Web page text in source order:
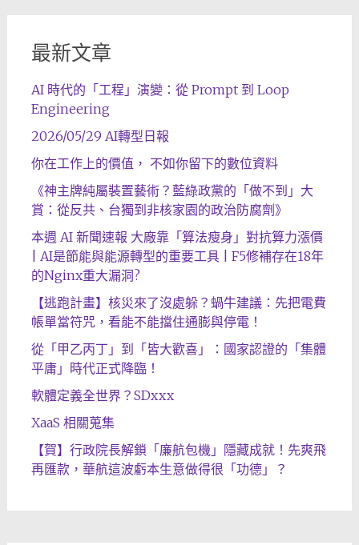
最新文章
AI 時代的「工程」演變：從 Prompt 到 Loop
Engineering
2026/05/29 AI轉型日報
你在工作上的價值， 不如你留下的數位資料
《神主牌純屬裝置藝術？藍綠政黨的「做不到」大
賞：從反共、台獨到非核家園的政治防腐劑》
本週 AI 新聞速報 大廠靠「算法瘦身」對抗算力漲價
| AI是節能與能源轉型的重要工具 | F5修補存在18年
的Nginx重大漏洞?
【逃跑計畫】核災來了沒處躲？蝸牛建議：先把電費
帳單當符咒，看能不能擋住通膨與停電！
從「甲乙丙丁」到「皆大歡喜」：國家認證的「集體
平庸」時代正式降臨！
軟體定義全世界？SDxxx
XaaS 相關蒐集
【賀】行政院長解鎖「廉航包機」隱藏成就！先爽飛
再匯款，華航這波虧本生意做得很「功德」？